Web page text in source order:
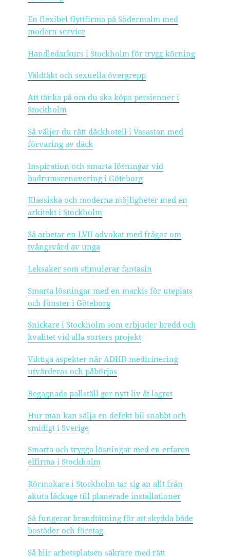
En flexibel flyttfirma på Södermalm med
modern service
Handledarkurs i Stockholm för trygg körning
Våldtäkt och sexuella övergrepp
Att tänka på om du ska köpa persienner i
Stockholm
Så väljer du rätt däckhotell i Vasastan med
förvaring av däck
Inspiration och smarta lösningar vid
badrumsrenovering i Göteborg
Klassiska och moderna möjligheter med en
arkitekt i Stockholm
Så arbetar en LVU advokat med frågor om
tvångsvård av unga
Leksaker som stimulerar fantasin
Smarta lösningar med en markis för uteplats
och fönster i Göteborg
Snickare i Stockholm som erbjuder bredd och
kvalitet vid alla sorters projekt
Viktiga aspekter när ADHD medicinering
utvärderas och påbörjas
Begagnade pallställ ger nytt liv åt lagret
Hur man kan sälja en defekt bil snabbt och
smidigt i Sverige
Smarta och trygga lösningar med en erfaren
elfirma i Stockholm
Rörmokare i Stockholm tar sig an allt från
akuta läckage till planerade installationer
Så fungerar brandtätning för att skydda både
bostäder och företag
Så blir arbetsplatsen säkrare med rätt